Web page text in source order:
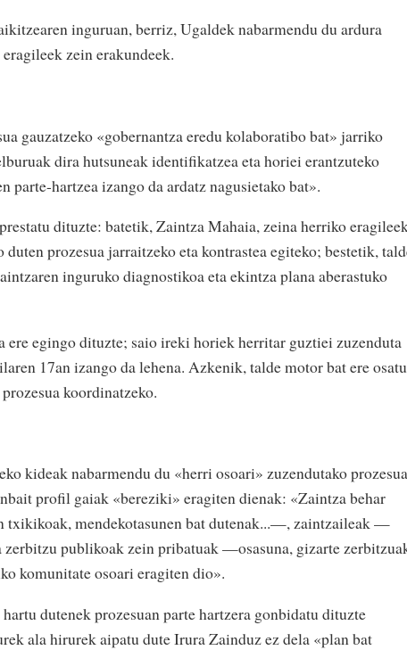
inguruan, berriz, Ugaldek nabarmendu du ardura
zein erakundeek.
gauzatzeko «gobernantza eredu kolaboratibo bat» jarriko
dira hutsuneak identifikatzea eta horiei erantzuteko
parte-hartzea izango da ardatz nagusietako bat».
dituzte: batetik, Zaintza Mahaia, zeina herriko
prozesua jarraitzeko eta kontrastea egiteko; bestetik,
inguruko diagnostikoa eta ekintza plana aberastuko
ere egingo dituzte; saio ireki horiek herritar guztiei zuzenduta
17an izango da lehena. Azkenik, talde motor bat ere osatu
koordinatzeko.
kideak nabarmendu du «herri osoari» zuzendutako prozesua
profil gaiak «bereziki» eragiten dienak: «Zaintza behar
txikikoak, mendekotasunen bat dutenak...—, zaintzaileak —
publikoak zein pribatuak —osasuna, gizarte
komunitate osoari eragiten dio».
dutenek prozesuan parte hartzera gonbidatu dituzte
ala hirurek aipatu dute Irura Zainduz ez dela «plan bat